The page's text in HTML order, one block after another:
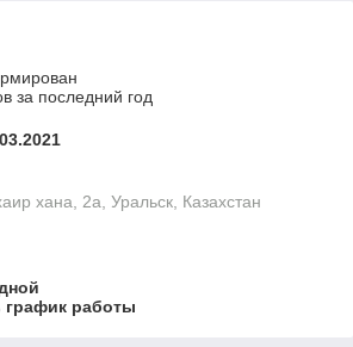
за последний год
хана, 2а, Уральск, Казахстан
график работы